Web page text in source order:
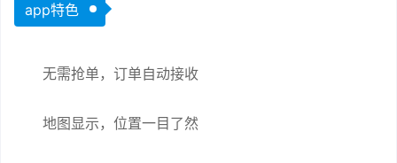
app特色
无需抢单，订单自动接收
地图显示，位置一目了然